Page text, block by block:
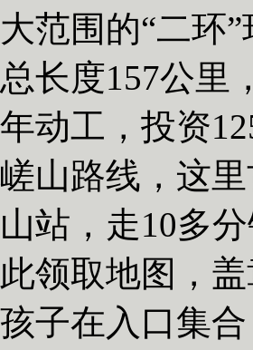
大范围的“二环
总长度157公里
年动工，投资
嵯山路线，这
山站，走10多
此领取地图，
孩子在入口集